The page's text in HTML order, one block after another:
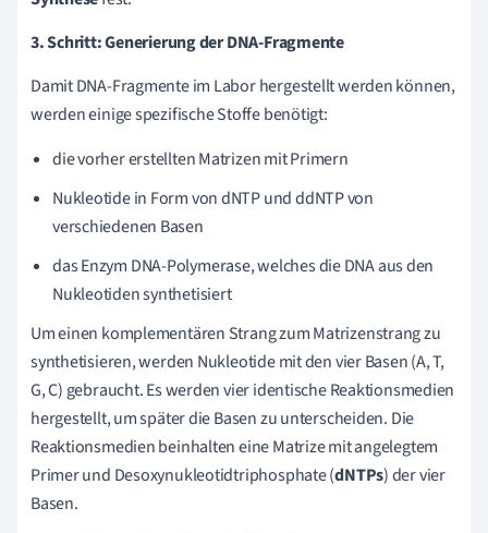
3. Schritt: Generierung der DNA-Fragmente
Damit DNA-Fragmente im Labor hergestellt werden können,
werden einige spezifische Stoffe benötigt:
die vorher erstellten Matrizen mit Primern
Nukleotide in Form von dNTP und ddNTP von
verschiedenen Basen
das Enzym DNA-Polymerase, welches die DNA aus den
Nukleotiden synthetisiert
Um einen komplementären Strang zum Matrizenstrang zu
synthetisieren, werden Nukleotide mit den vier Basen(A, T,
G, C) gebraucht. Es werden vier identische Reaktionsmedien
hergestellt, um später die Basen zu unterscheiden. Die
Reaktionsmedien beinhalten eine Matrize mit angelegtem
Primer und Desoxynukleotidtriphosphate (dNTPs) der vier
Basen.